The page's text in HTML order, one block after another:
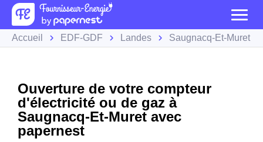
Accueil EDF-GDF Landes Saugnacq-Et-Muret